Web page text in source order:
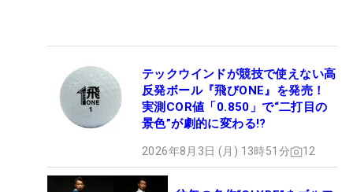
テックウインドが競技で使えない高
反発ボール『飛びONE』を発売！
実測COR値「0.850」で“二打目の
景色”が劇的に変わる!?
2026年8月3日 (月) 13時51分 12